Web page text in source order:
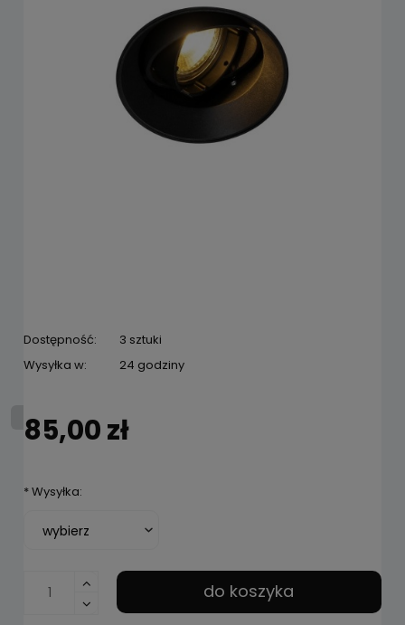
Dostępność:
3 sztuki
Wysyłka w:
24 godziny
85,00 zł
*Wysyłka:
do koszyka